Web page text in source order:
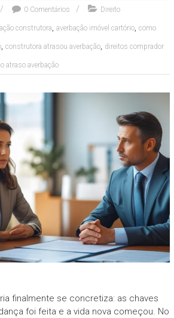
0 Comentários Direito
construtora, averbação imóvel cartório, como
, construtora atrasou averbação, direitos comprador
atraso averbação
finalmente se concretiza: as chaves
foi feita e a vida nova começou. No